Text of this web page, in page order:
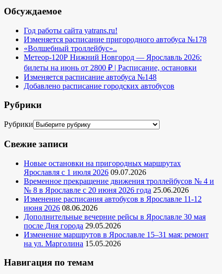
Обсуждаемое
Год работы сайта yatrans.ru!
Изменяется расписание пригородного автобуса №178
«Волшебный троллейбус»..
Метеор-120Р Нижний Новгород — Ярославль 2026:
билеты на июнь от 2800 ₽ | Расписание, остановки
Изменяется расписание автобуса №148
Добавлено расписание городских автобусов
Рубрики
Рубрики
Свежие записи
Новые остановки на пригородных маршрутах
Ярославля с 1 июля 2026 09.07.2026
Временное прекращение движения троллейбусов № 4 и
№ 8 в Ярославле с 20 июня 2026 года 25.06.2026
Изменение расписания автобусов в Ярославле 11-12
июня 2026 08.06.2026
Дополнительные вечерние рейсы в Ярославле 30 мая
после Дня города 29.05.2026
Изменение маршрутов в Ярославле 15–31 мая: ремонт
на ул. Марголина 15.05.2026
Навигация по темам